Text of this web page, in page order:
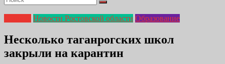
Новости Ростовской области Образование
Несколько таганрогских школ
закрыли на карантин